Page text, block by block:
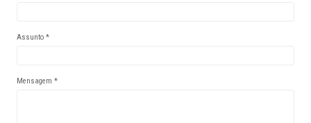
Assunto *
Mensagem *